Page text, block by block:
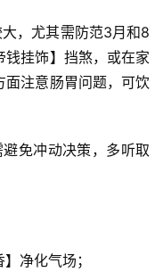
，尤其需防范3月和8
钱挂饰】挡煞，或在家
面注意肠胃问题，可饮
免冲动决策，多听取
净化气场；